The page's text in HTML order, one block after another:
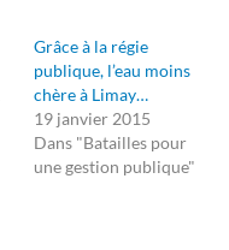
Grâce à la régie
publique, l’eau moins
chère à Limay…
19 janvier 2015
Dans "Batailles pour
une gestion publique"